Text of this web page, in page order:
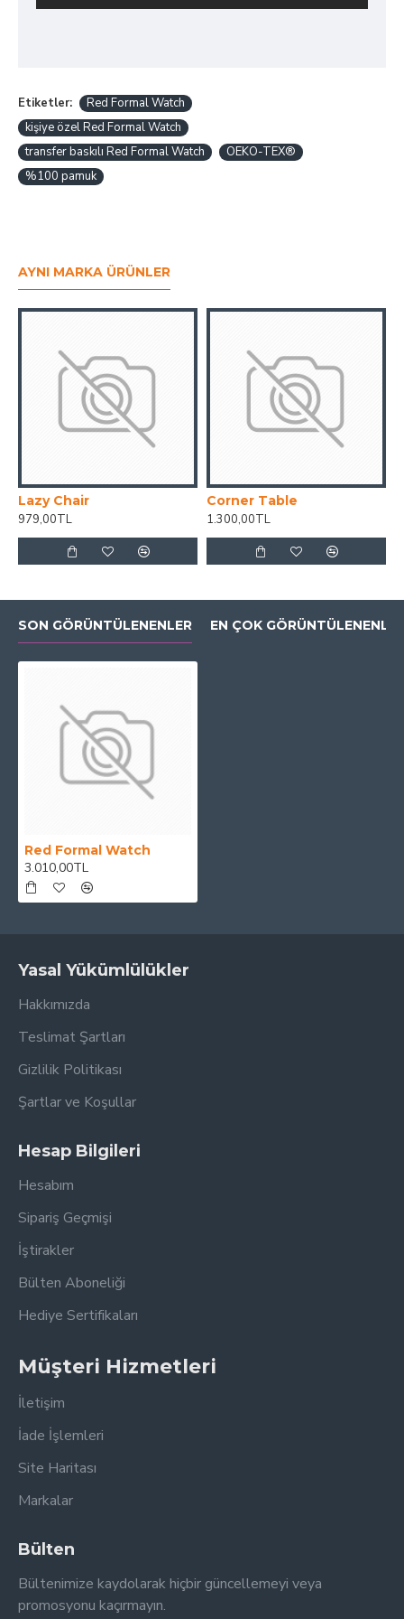
Etiketler:
Red Formal Watch
kişiye özel Red Formal Watch
transfer baskılı Red Formal Watch
OEKO-TEX®
%100 pamuk
AYNI MARKA ÜRÜNLER
Lazy Chair
979,00TL
Corner Table
1.300,00TL
SON GÖRÜNTÜLENENLER EN ÇOK
Red Formal Watch
3.010,00TL
Yasal Yükümlülükler
Hakkımızda
Teslimat Şartları
Gizlilik Politikası
Şartlar ve Koşullar
Hesap Bilgileri
Hesabım
Sipariş Geçmişi
İştirakler
Bülten Aboneliği
Hediye Sertifikaları
Müşteri Hizmetleri
İletişim
İade İşlemleri
Site Haritası
Markalar
Bülten
Bültenimize kaydolarak hiçbir güncellemeyi veya
promosyonu kaçırmayın.